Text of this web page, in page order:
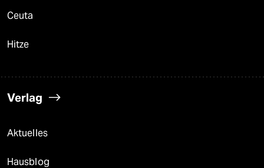
Ceuta
Hitze
Verlag
Aktuelles
Hausblog